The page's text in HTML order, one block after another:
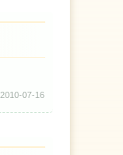
2010-07-16